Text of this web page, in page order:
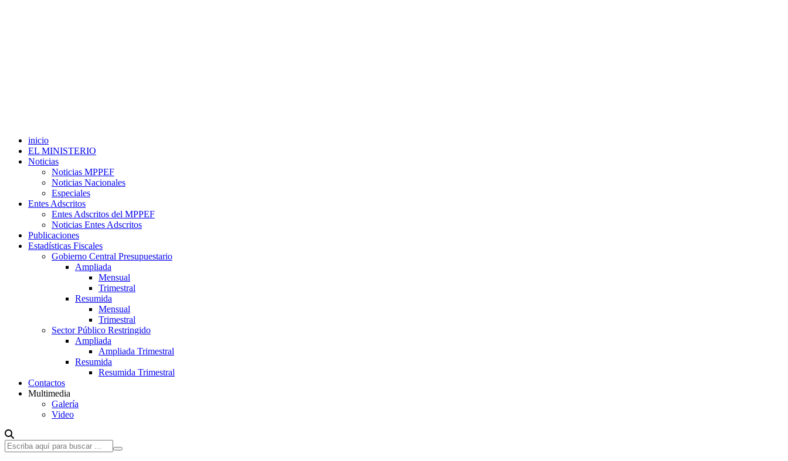
inicio
EL MINISTERIO
Noticias
Noticias MPPEF
Noticias Nacionales
Especiales
Entes Adscritos
Entes Adscritos del MPPEF
Noticias Entes Adscritos
Publicaciones
Estadísticas Fiscales
Gobierno Central Presupuestario
Ampliada
Mensual
Trimestral
Resumida
Mensual
Trimestral
Sector Público Restringido
Ampliada
Ampliada Trimestral
Resumida
Resumida Trimestral
Contactos
Multimedia
Galería
Video